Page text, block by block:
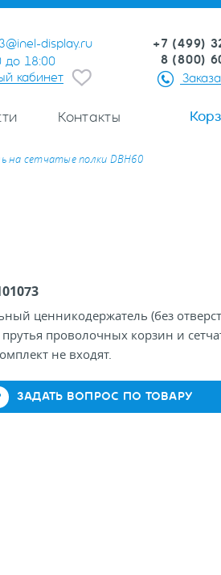
display.ru
до 18:00
кабинет
+7 (499)
8 (800)
Контакты
на сетчатые полки DBH60
ценникодержатель (без
прутья проволочных корзин и
не входят.
ЗАДАТЬ ВОПРОС ПО ТОВАРУ